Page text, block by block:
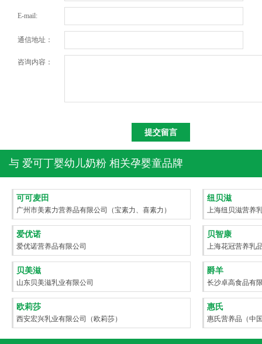
E-mail:
通信地址：
咨询内容：
与 爱可丁婴幼儿奶粉 相关孕婴童品牌
可可麦田
广州市美素力营养品有限公司（宝素力、喜素力）
纽贝滋
上海纽贝滋营养
爱优诺
爱优诺营养品有限公司
贝智康
上海花冠营养乳
贝美滋
山东贝美滋乳业有限公司
爵羊
长沙卓高食品有
欧莉莎
西安宏兴乳业有限公司（欧莉莎）
惠氏
惠氏营养品（中